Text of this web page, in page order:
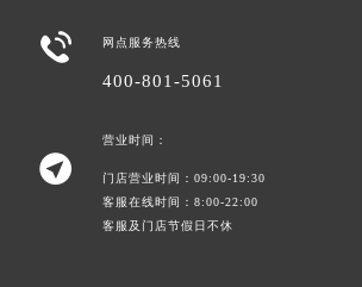
 网点服务热线
400-801-5061

营业时间：
门店营业时间：09:00-19:30
客服在线时间：8:00-22:00
客服及门店节假日不休